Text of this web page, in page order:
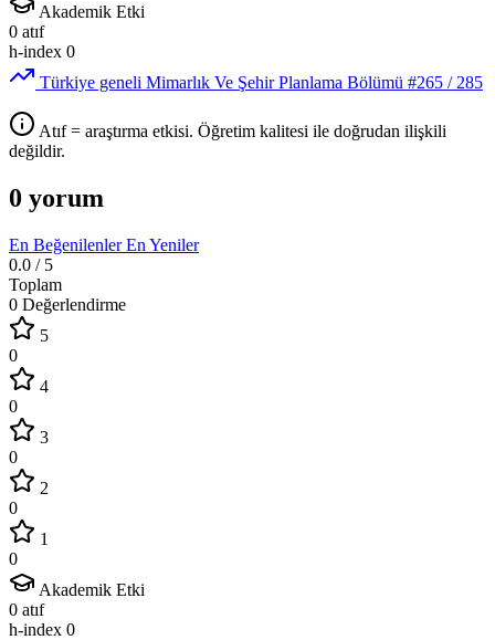
Akademik Etki
0 atıf
h-index 0
Türkiye geneli Mimarlık Ve Şehir Planlama Bölümü #265 / 285
Atıf = araştırma etkisi. Öğretim kalitesi ile doğrudan ilişkili
değildir.
0 yorum
En BeğenilenlerEn Yeniler
0.0 / 5
Toplam
0 Değerlendirme
5
0
4
0
3
0
2
0
1
0
Akademik Etki
0 atıf
h-index 0